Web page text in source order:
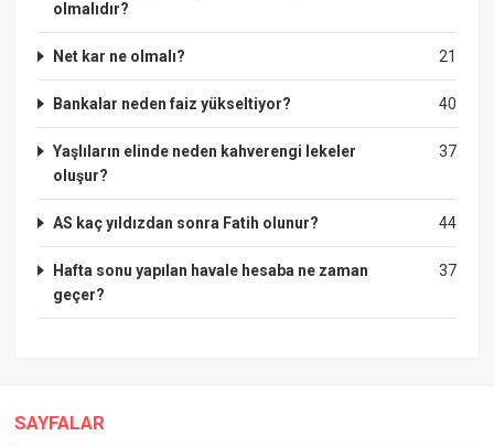
olmalıdır?
21
Net kar ne olmalı?
40
Bankalar neden faiz yükseltiyor?
37
Yaşlıların elinde neden kahverengi lekeler
oluşur?
44
AS kaç yıldızdan sonra Fatih olunur?
37
Hafta sonu yapılan havale hesaba ne zaman
geçer?
SAYFALAR